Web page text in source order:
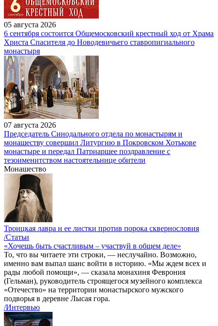
05 августа 2026
6 сентября состоится Общемосковский крестный ход от Храма
Христа Спасителя до Новодевичьего ставропигиального
монастыря
07 августа 2026
Председатель Синодального отдела по монастырям и
монашеству совершил Литургию в Покровском Хотькове
монастыре и передал Патриаршее поздравление с
тезоименитством настоятельнице обители
Монашество
Троицкая лавра и ее листки против порока сквернословия
/Статьи
«Хочешь быть счастливым – участвуй в общем деле»
То, что вы читаете эти строки, — неслучайно. Возможно,
именно вам выпал шанс войти в историю. «Мы ждем всех и
рады любой помощи», — сказала монахиня Феврония
(Гельман), руководитель строящегося музейного комплекса
«Отечество» на территории монастырского мужского
подворья в деревне Лысая гора.
/Интервью